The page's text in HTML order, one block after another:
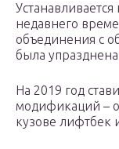
недавнего
объединения с
была
На 2019 год
модификаций –
кузове лифтбек